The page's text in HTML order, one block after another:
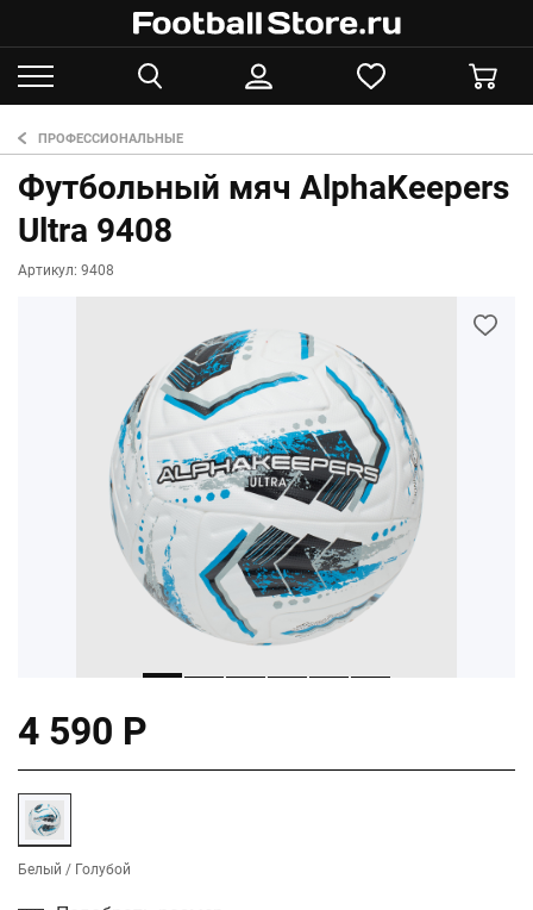
ПРОФЕССИОНАЛЬНЫЕ
Футбольный мяч AlphaKeepers
Ultra 9408
Артикул: 9408
4 590 Р
Белый / Голубой